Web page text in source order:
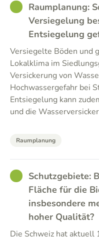
GOODRaumplanung:
Versiegelung
Entsiegelung
Versiegelte Böden und
Lokalklima im
Versickerung von
Hochwassergefahr bei
Entsiegelung kann
und die
Raumplanung
GOODSchutzgebiete:
Fläche für die
insbesondere
hoher Qualität?
Die Schweiz hat aktuell